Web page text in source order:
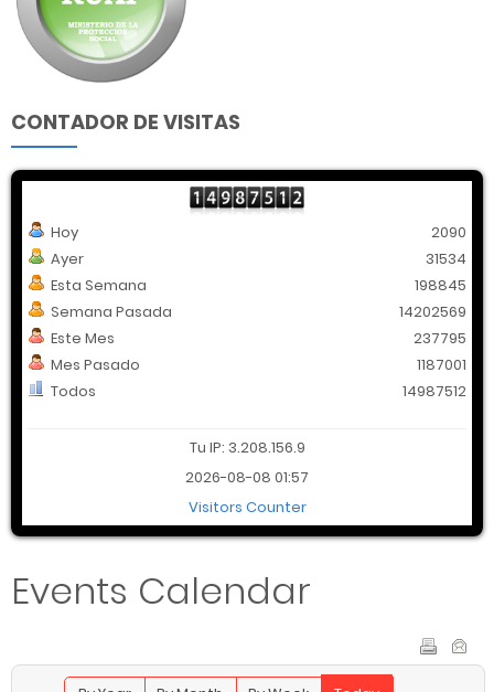
CONTADOR DE VISITAS
Hoy
Ayer
Esta Semana
Semana Pasada
Este Mes
Mes Pasado
Todos
2090
31534
198845
14202569
237795
1187001
14987512
Tu IP: 3.208.156.9
2026-08-08 01:57
Visitors Counter
Events Calendar